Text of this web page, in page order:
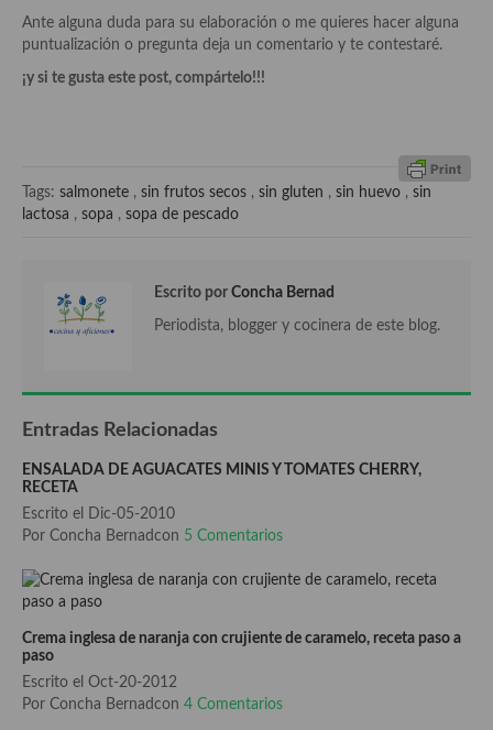
Cocina camboyana
Cocina Coreana
Cocina del Pacifico
Cocina de Hawái
Cocina Africana
Cocina Sudafrinaca
Cocina del Congo
Cocina Sefardí
Cocina Yoshoku
Cocina callejera
Cocina fusión
Cocinas de España
Ante alguna duda para su elaboración o me quieres hacer alguna
puntualización o pregunta deja un comentario y te contestaré.
¡y si te gusta este post, compártelo!!!
Tags: salmonete , sin frutos secos , sin gluten , sin huevo , sin
lactosa , sopa , sopa de pescado
Escrito por Concha Bernad
Periodista, blogger y cocinera de este blog.
Entradas Relacionadas
ENSALADA DE AGUACATES MINIS Y TOMATES CHERRY,
RECETA
Escrito el Dic-05-2010
Por Concha Bernadcon 5 Comentarios
Crema inglesa de naranja con crujiente de caramelo, receta paso a
paso
Escrito el Oct-20-2012
Por Concha Bernadcon 4 Comentarios